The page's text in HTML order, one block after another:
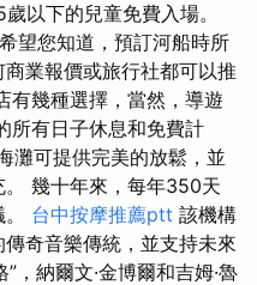
以下的兒童免費入場。
望您知道，預訂河船時所
業報價或旅行社都可以推
有幾種選擇，當然，導遊
所有日子休息和免費計
灘可提供完美的放鬆，並
幾十年來，每年350天
台中按摩推薦ptt 該機構
奇音樂傳統，並支持未來
”，納爾文·金博爾和吉姆·魯